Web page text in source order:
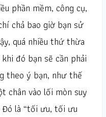
phần mềm, công cụ,
chả bao giờ bạn sử
quá nhiều thứ thừa
đó bạn sẽ cần phải
theo ý bạn, như thế
chân vào lối mòn suy
Đó là “tối ưu, tối ưu